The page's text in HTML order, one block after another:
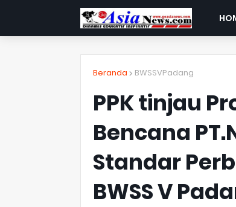
Beranda BWSSVPadang
PPK tinjau
Bencana
Standar
BWSS V